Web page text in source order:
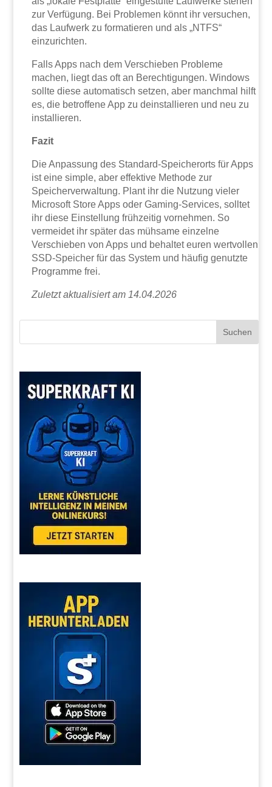
zur Verfügung. Bei Problemen könnt ihr versuchen,
das Laufwerk zu formatieren und als „NTFS“
einzurichten.
Falls Apps nach dem Verschieben Probleme
machen, liegt das oft an Berechtigungen. Windows
sollte diese automatisch setzen, aber manchmal hilft
es, die betroffene App zu deinstallieren und neu zu
installieren.
Fazit
Die Anpassung des Standard-Speicherorts für Apps
ist eine simple, aber effektive Methode zur
Speicherverwaltung. Plant ihr die Nutzung vieler
Microsoft Store Apps oder Gaming-Services, solltet
ihr diese Einstellung frühzeitig vornehmen. So
vermeidet ihr später das mühsame einzelne
Verschieben von Apps und behaltet euren wertvollen
SSD-Speicher für das System und häufig genutzte
Programme frei.
Zuletzt aktualisiert am 14.04.2026